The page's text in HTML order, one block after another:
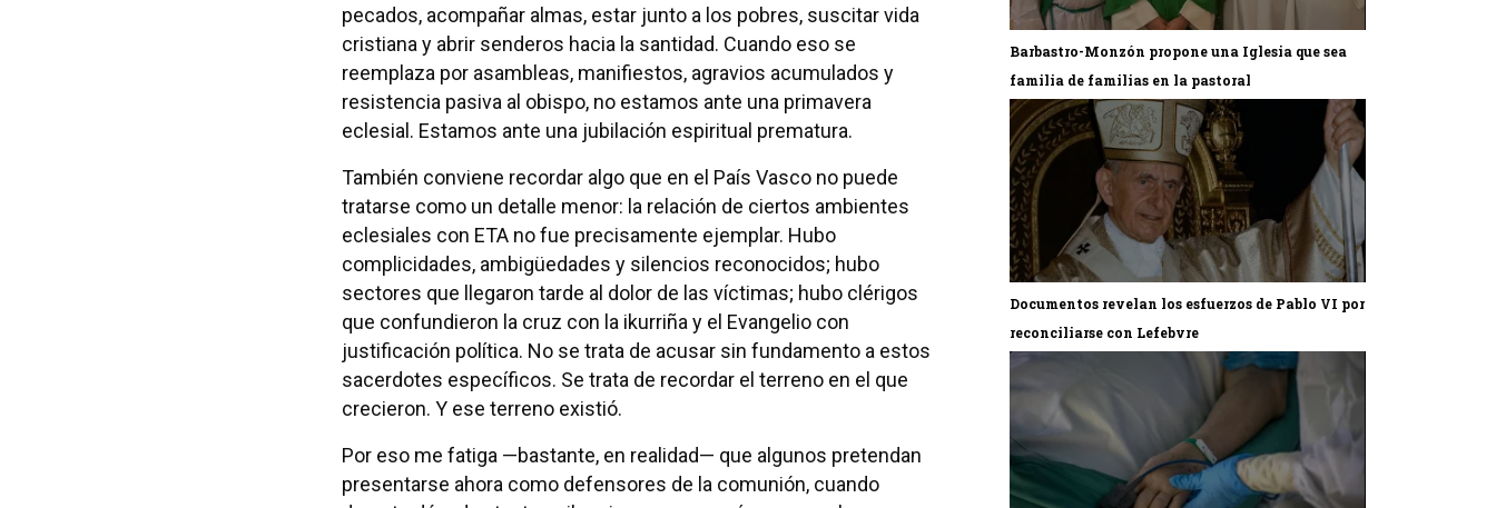
pecados, acompañar almas, estar junto a los pobres, suscitar vida
cristiana y abrir senderos hacia la santidad. Cuando eso se
reemplaza por asambleas, manifiestos, agravios acumulados y
resistencia pasiva al obispo, no estamos ante una primavera
eclesial. Estamos ante una jubilación espiritual prematura.
También conviene recordar algo que en el País Vasco no puede
tratarse como un detalle menor: la relación de ciertos ambientes
eclesiales con ETA no fue precisamente ejemplar. Hubo
complicidades, ambigüedades y silencios reconocidos; hubo
sectores que llegaron tarde al dolor de las víctimas; hubo clérigos
que confundieron la cruz con la ikurriña y el Evangelio con
justificación política. No se trata de acusar sin fundamento a estos
sacerdotes específicos. Se trata de recordar el terreno en el que
crecieron. Y ese terreno existió.
Por eso me fatiga —bastante, en realidad— que algunos pretendan
presentarse ahora como defensores de la comunión, cuando
Barbastro-Monzón propone una Iglesia que sea
familia de familias en la pastoral
Documentos revelan los esfuerzos de Pablo VI por
reconciliarse con Lefebvre